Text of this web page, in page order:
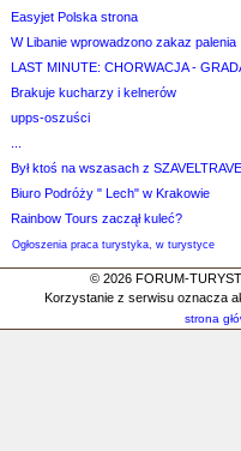
Easyjet Polska strona
W Libanie wprowadzono zakaz palenia
LAST MINUTE: CHORWACJA -
Brakuje kucharzy i kelnerów
upps-oszuści
Był ktoś na wszasach z
Biuro Podróży " Lech" w Krakowie
Rainbow Tours zaczął kuleć?
Ogłoszenia praca turystyka, w turystyce
© 2026 FORUM-
Korzystanie z serwisu oznacza
strona